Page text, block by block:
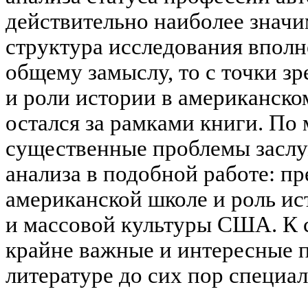
действительно наиболее
структура исследования
общему замыслу, то с точки
и роли истории в
остался за рамками книги.
существенные проблемы
анализа в подобной работе:
американской школе и роль
и массовой культуры США. К
крайне важные и интересные
литературе до сих пор